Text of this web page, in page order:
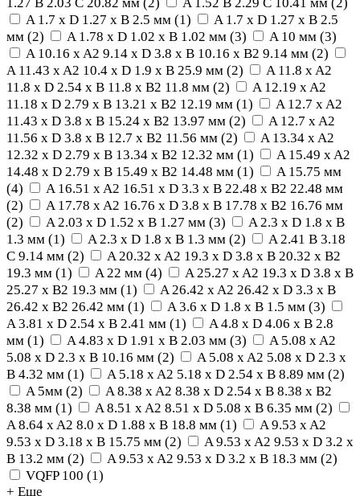
A 1.7 x D 1.27 x B 2.5 мм (1)
A 1.7 x D 1.27 x B 2.5
мм (2) A 1.78 x D 1.02 x B 1.02 мм (3) A 10 мм (3)
A 10.16 x A2 9.14 x D 3.8 x B 10.16 x B2 9.14 мм (2)
A 11.43 x A2 10.4 x D 1.9 x B 25.9 мм (2)
A 11.8 x A2
11.8 x D 2.54 x B 11.8 x B2 11.8 мм (2)
A 12.19 x A2
11.18 x D 2.79 x B 13.21 x B2 12.19 мм (1)
A 12.7 x A2
11.43 x D 3.8 x B 15.24 x B2 13.97 мм (2)
A 12.7 x A2
11.56 x D 3.8 x B 12.7 x B2 11.56 мм (2)
A 13.34 x A2
12.32 x D 2.79 x B 13.34 x B2 12.32 мм (1)
A 15.49 x A2
14.48 x D 2.79 x B 15.49 x B2 14.48 мм (1)
A 15.75 мм
(4)
A 16.51 x A2 16.51 x D 3.3 x B 22.48 x B2 22.48 мм
(2)
A 17.78 x A2 16.76 x D 3.8 x B 17.78 x B2 16.76 мм
(2) A 2.03 x D 1.52 x B 1.27 мм (3)
A 2.3 x D 1.8 x B
1.3 мм (1) A 2.3 x D 1.8 x B 1.3 мм (2)
A 2.41 B 3.18
C 9.14 мм (2)
A 20.32 x A2 19.3 x D 3.8 x B 20.32 x B2
19.3 мм (1) A 22 мм (4)
A 25.27 x A2 19.3 x D 3.8 x B
25.27 x B2 19.3 мм (1)
A 26.42 x A2 26.42 x D 3.3 x B
26.42 x B2 26.42 мм (1) A 3.6 x D 1.8 x B 1.5 мм (3)
A 3.81 x D 2.54 x B 2.41 мм (1)
A 4.8 x D 4.06 x B 2.8
мм (1) A 4.83 x D 1.91 x B 2.03 мм (3)
A 5.08 x A2
5.08 x D 2.3 x B 10.16 мм (2)
A 5.08 x A2 5.08 x D 2.3 x
B 4.32 мм (1) A 5.18 x A2 5.18 x D 2.54 x B 8.89 мм (2)
A 5мм (2)
A 8.38 x A2 8.38 x D 2.54 x B 8.38 x B2
8.38 мм (1) A 8.51 x A2 8.51 x D 5.08 x B 6.35 мм (2)
A 8.64 x A2 8.0 x D 1.88 x B 18.8 мм (1)
A 9.53 x A2
9.53 x D 3.18 x B 15.75 мм (2)
A 9.53 x A2 9.53 x D 3.2 x
B 13.2 мм (2) A 9.53 x A2 9.53 x D 3.2 x B 18.3 мм (2)
VQFP 100 (1)
+ Еще